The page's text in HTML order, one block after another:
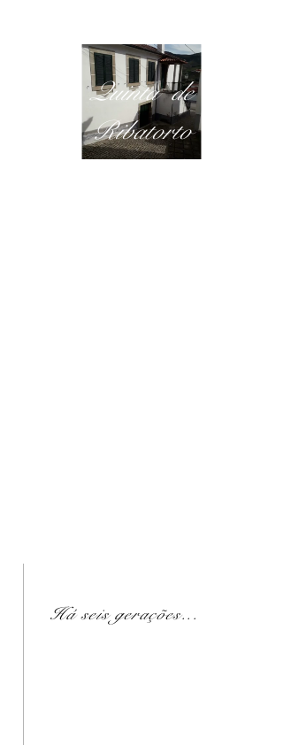
Quinta de
Ribatorto
Há seis gerações...